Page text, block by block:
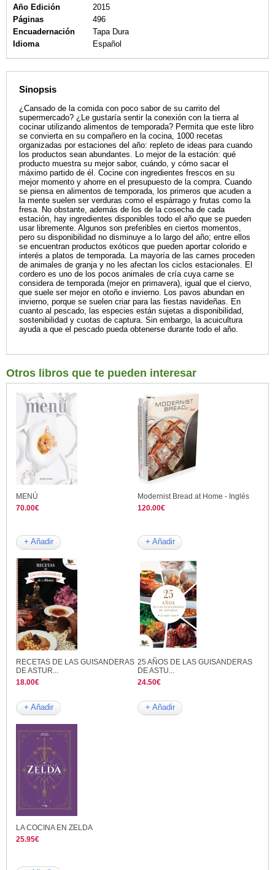
Año Edición
2015
Páginas
496
Encuadernación
Tapa Dura
Idioma
Español
Sinopsis
¿Cansado de la comida con poco sabor de su carrito del
supermercado? ¿Le gustaría sentir la conexión con la tierra al
cocinar utilizando alimentos de temporada? Permita que este libro
se convierta en su compañero en la cocina, 1000 recetas
organizadas por estaciones del año: repleto de ideas para cuando
los productos sean abundantes. Lo mejor de la estación: qué
producto muestra su mejor sabor, cuándo, y cómo sacar el
máximo partido de él. Cocine con ingredientes frescos en su
mejor momento y ahorre en el presupuesto de la compra. Cuando
se piensa en alimentos de temporada, los primeros que acuden a
la mente suelen ser verduras como el espárrago y frutas como la
fresa. No obstante, además de los de la cosecha de cada
estación, hay ingredientes disponibles todo el año que se pueden
usar libremente. Algunos son preferibles en ciertos momentos,
pero su disponibilidad no disminuye a lo largo del año; entre ellos
se encuentran productos exóticos que pueden aportar colorido e
interés a platos de temporada. La mayoría de las carnes proceden
de animales de granja y no les afectan los ciclos estacionales. El
cordero es uno de los pocos animales de cría cuya carne se
considera de temporada (mejor en primavera), igual que el ciervo,
que suele ser mejor en otoño e invierno. Los pavos abundan en
invierno, porque se suelen criar para las fiestas navideñas. En
cuanto al pescado, las especies están sujetas a disponibilidad,
sostenibilidad y cuotas de captura. Sin embargo, la acuicultura
ayuda a que el pescado pueda obtenerse durante todo el año.
Otros libros que te pueden interesar
MENÚ
70.00€
+ Añadir
Modernist Bread at Home - Inglés
120.00€
+ Añadir
RECETAS DE LAS GUISANDERAS
DE ASTUR...
18.00€
+ Añadir
25 AÑOS DE LAS GUISANDERAS
DE ASTU...
24.50€
+ Añadir
LA COCINA EN ZELDA
25.95€